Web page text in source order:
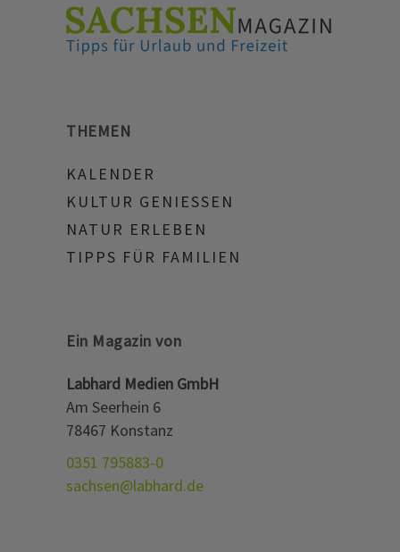
THEMEN
KALENDER
KULTUR GENIESSEN
NATUR ERLEBEN
TIPPS FÜR FAMILIEN
Ein Magazin von
Labhard Medien GmbH
Am Seerhein 6
78467 Konstanz
0351 795883-0
sachsen@labhard.de